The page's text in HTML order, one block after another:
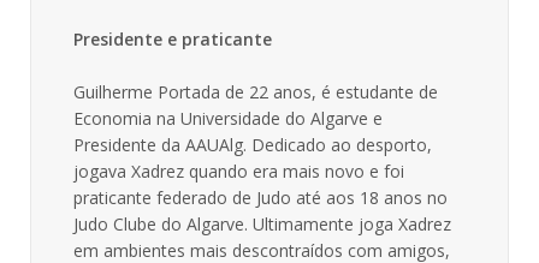
Presidente e praticante
Guilherme Portada de 22 anos, é estudante de
Economia na Universidade do Algarve e
Presidente da AAUAlg. Dedicado ao desporto,
jogava Xadrez quando era mais novo e foi
praticante federado de Judo até aos 18 anos no
Judo Clube do Algarve. Ultimamente joga Xadrez
em ambientes mais descontraídos com amigos,